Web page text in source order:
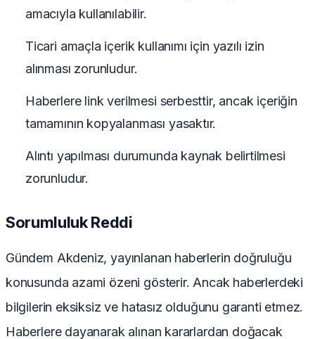
amacıyla kullanılabilir.
Ticari amaçla içerik kullanımı için yazılı izin
alınması zorunludur.
Haberlere link verilmesi serbesttir, ancak içeriğin
tamamının kopyalanması yasaktır.
Alıntı yapılması durumunda kaynak belirtilmesi
zorunludur.
Sorumluluk Reddi
Gündem Akdeniz, yayınlanan haberlerin doğruluğu
konusunda azami özeni gösterir. Ancak haberlerdeki
bilgilerin eksiksiz ve hatasız olduğunu garanti etmez.
Haberlere dayanarak alınan kararlardan doğacak